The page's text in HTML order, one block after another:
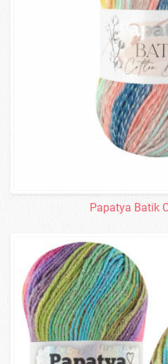
Papatya Batik